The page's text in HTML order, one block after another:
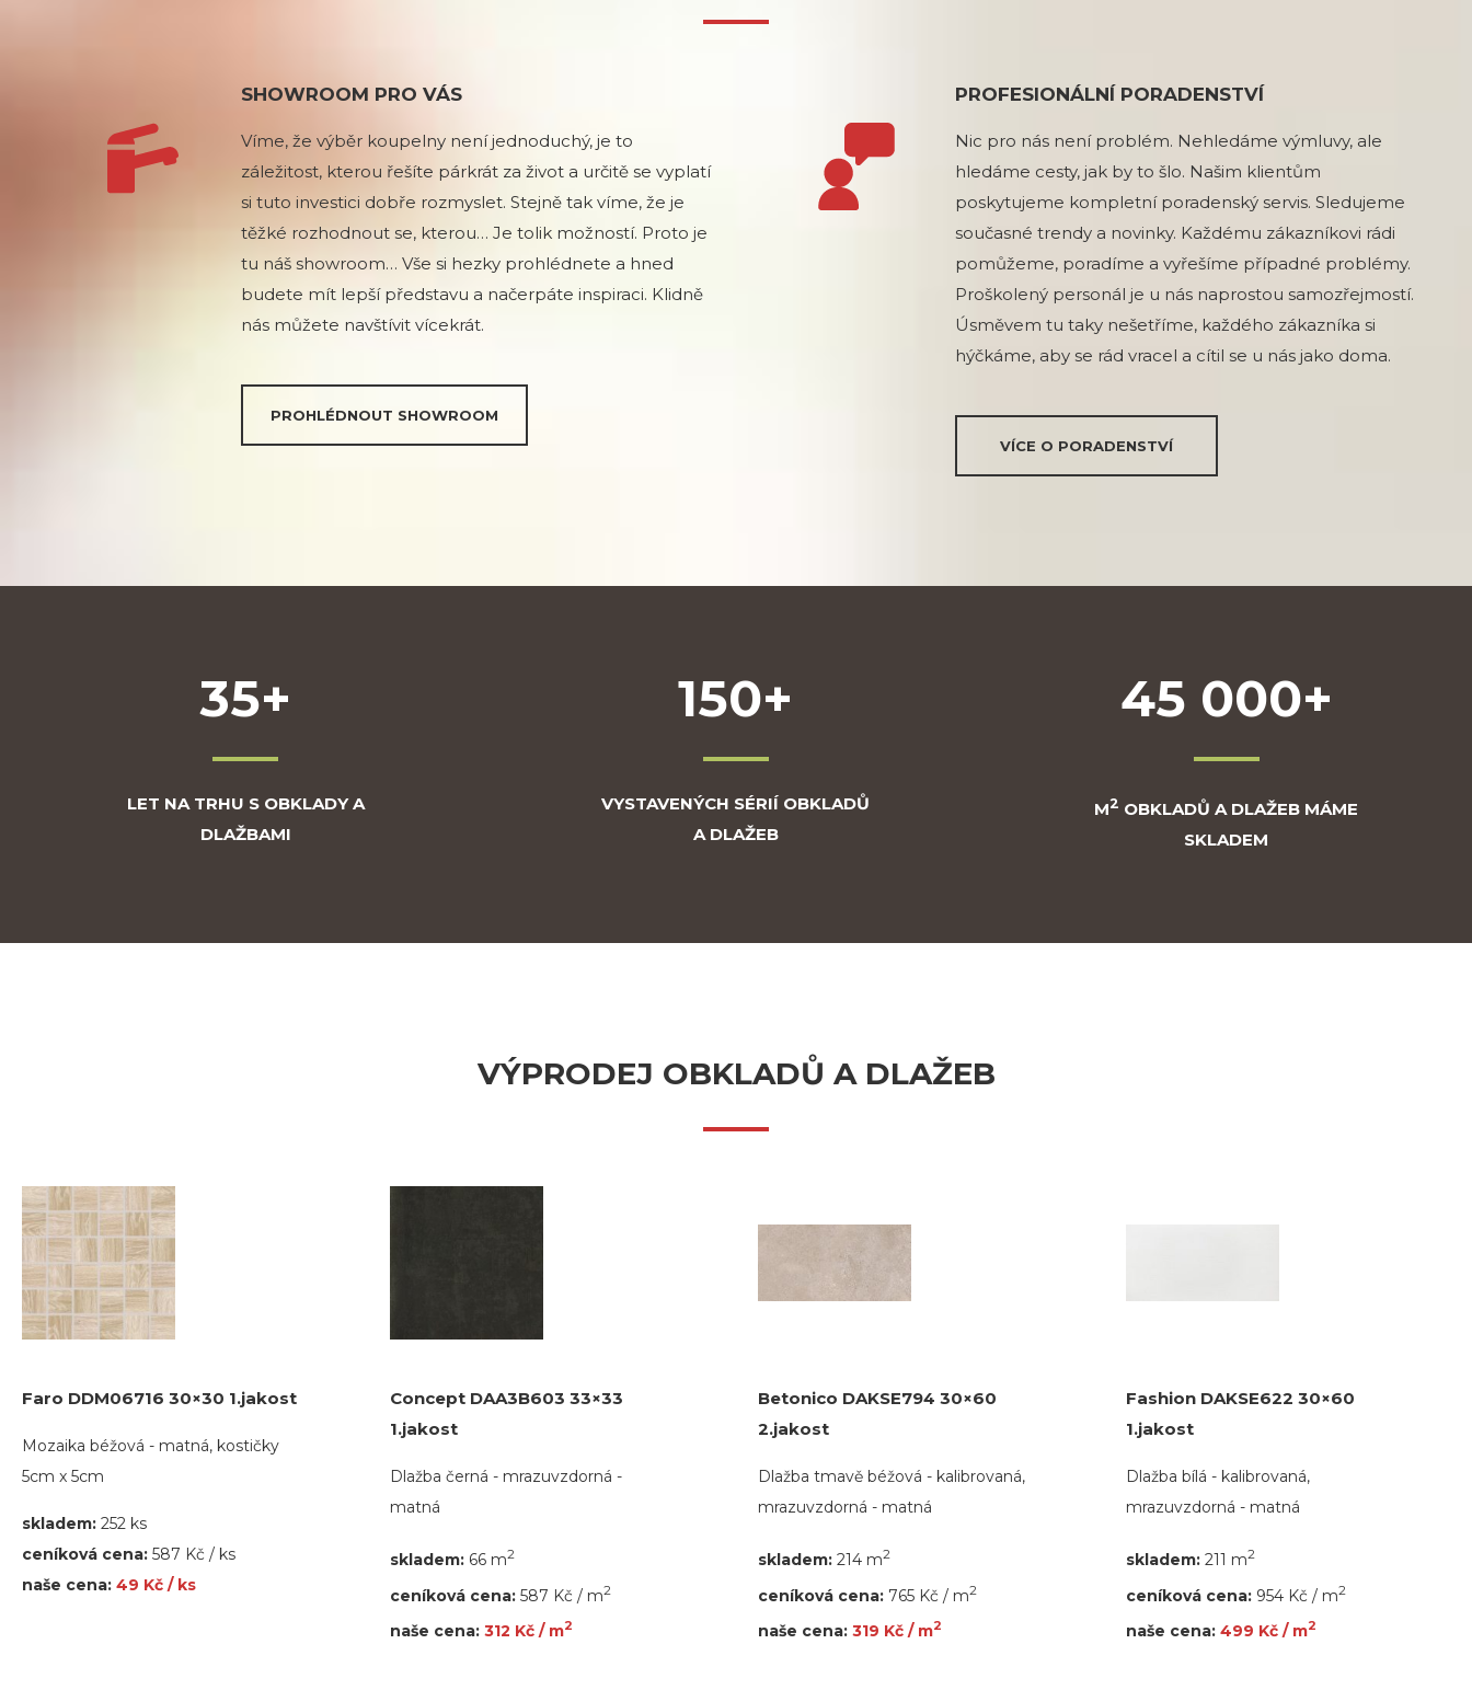
SHOWROOM PRO VÁS
Víme, že výběr koupelny není jednoduchý, je to
záležitost, kterou řešíte párkrát za život a určitě se vyplatí
si tuto investici dobře rozmyslet. Stejně tak víme, že je
těžké rozhodnout se, kterou… Je tolik možností. Proto je
tu náš showroom… Vše si hezky prohlédnete a hned
budete mít lepší představu a načerpáte inspiraci. Klidně
nás můžete navštívit vícekrát.
PROHLÉDNOUT SHOWROOM
PROFESIONÁLNÍ PORADENSTVÍ
Nic pro nás není problém. Nehledáme výmluvy, ale
hledáme cesty, jak by to šlo. Našim klientům
poskytujeme kompletní poradenský servis. Sledujeme
současné trendy a novinky. Každému zákazníkovi rádi
pomůžeme, poradíme a vyřešíme případné problémy.
Proškolený personál je u nás naprostou samozřejmostí.
Úsměvem tu taky nešetříme, každého zákazníka si
hýčkáme, aby se rád vracel a cítil se u nás jako doma.
VÍCE O PORADENSTVÍ
35+
LET NA TRHU S OBKLADY A
DLAŽBAMI
150+
VYSTAVENÝCH SÉRIÍ OBKLADŮ
A DLAŽEB
45 000+
M2 OBKLADŮ A DLAŽEB MÁME
SKLADEM
VÝPRODEJ OBKLADŮ A DLAŽEB
Faro DDM06716 30×30 1.jakost
Mozaika béžová - matná, kostičky
5cm x 5cm
skladem: 252 ks
ceníková cena: 587 Kč / ks
naše cena: 49 Kč / ks
Concept DAA3B603 33×33
1.jakost
Dlažba černá - mrazuvzdorná -
matná
skladem: 66 m2
ceníková cena: 587 Kč / m2
naše cena: 312 Kč / m2
Betonico DAKSE794 30×60
2.jakost
Dlažba tmavě béžová - kalibrovaná,
mrazuvzdorná - matná
skladem: 214 m2
ceníková cena: 765 Kč / m2
naše cena: 319 Kč / m2
Fashion DAKSE622 30×60
1.jakost
Dlažba bílá - kalibrovaná,
mrazuvzdorná - matná
skladem: 211 m2
ceníková cena: 954 Kč / m2
naše cena: 499 Kč / m2